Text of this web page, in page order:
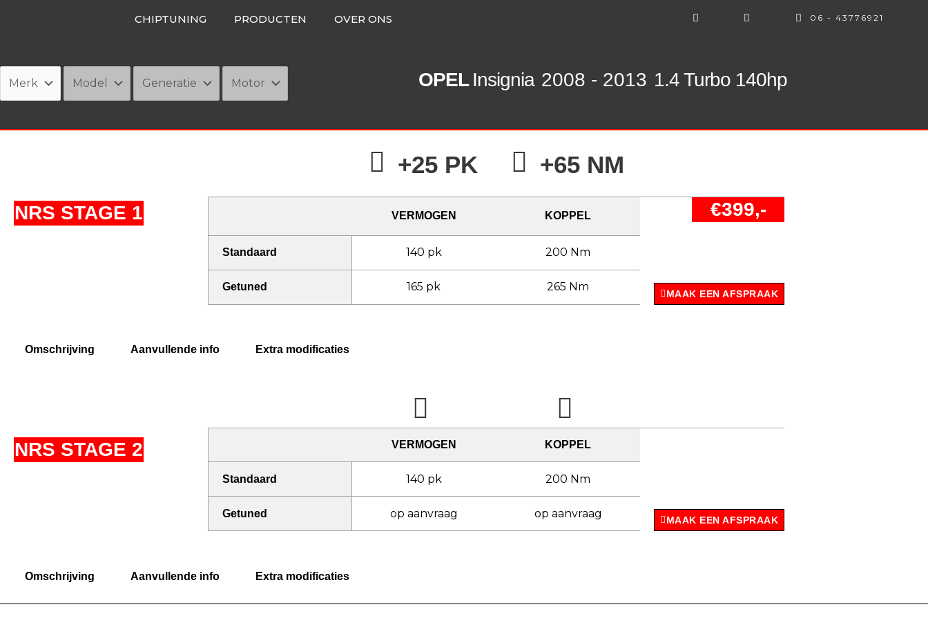
CHIPTUNING PRODUCTEN OVER ONS 06 - 43776921
OPEL Insignia 2008 - 2013 1.4 Turbo 140hp
NRS STAGE 1
+25 PK +65 NM
VERMOGEN KOPPEL €399,-
Standaard 140 pk 200 Nm
Getuned 165 pk 265 Nm
MAAK EEN AFSPRAAK
Omschrijving Aanvullende info Extra modificaties
NRS STAGE 2 VERMOGEN KOPPEL
Standaard 140 pk 200 Nm
Getuned op aanvraag op aanvraag
MAAK EEN AFSPRAAK
Omschrijving Aanvullende info Extra modificaties